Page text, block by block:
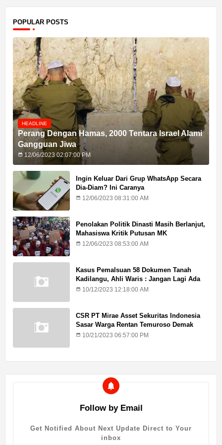
POPULAR POSTS
HEADLINE
Perang Dengan Hamas, 2000 Tentara Israel Alami
Gangguan Jiwa
12/06/2023 02:07:00 PM
Ingin Keluar Dari Grup WhatsApp Secara
Dia-Diam? Ini Caranya
12/06/2023 08:31:00 AM
Penolakan Politik Dinasti Masih Berlanjut,
Mahasiswa Kritik Putusan MK
12/06/2023 08:53:00 AM
Kasus Pemalsuan 58 Dokumen Tanah
Kadilangu, Ahli Waris : Jangan Lagi Ada
Penundaan Hukuman
10/12/2023 12:18:00 AM
CSR PT Mirae Asset Sekuritas Indonesia
Sasar Warga Rentan Temuroso Demak
10/21/2023 06:57:00 PM
Follow by Email
Get Notified About Next Update Direct to Your
inbox